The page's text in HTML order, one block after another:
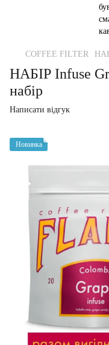
COFFEE FILTER
НАБІР Infuse
набір
Написати відгук
Новинка